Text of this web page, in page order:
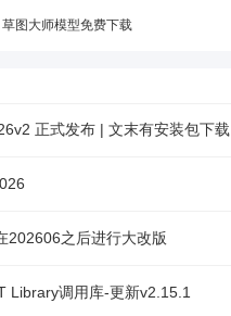
草图大师模型免费下载
正式发布 | 文末有安装包下载
202606之后进行大改版
Library调用库-更新v2.15.1